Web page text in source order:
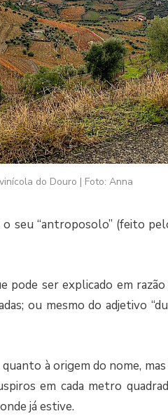
do Douro | Foto: Anna
seu “antroposolo” (feito
pode ser explicado em
ou mesmo do adjetivo
à origem do nome,
em cada metro
já estive.